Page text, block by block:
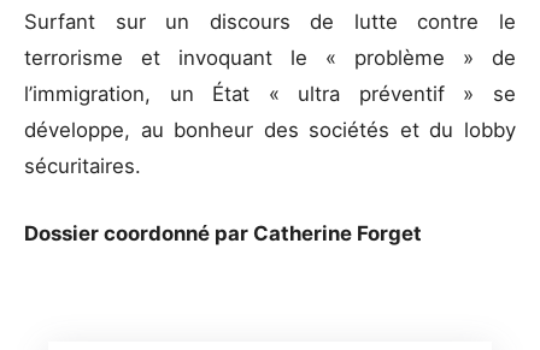
Surfant sur un discours de lutte contre le
terrorisme et invoquant le « problème » de
l’immigration, un État « ultra préventif » se
développe, au bonheur des sociétés et du lobby
sécuritaires.
Dossier coordonné par Catherine Forget